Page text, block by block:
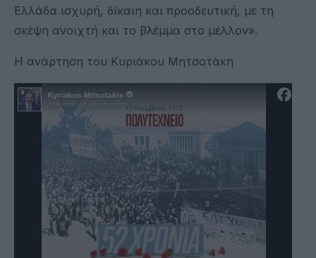
Ελλάδα ισχυρή, δίκαιη και προοδευτική, με τη
σκέψη ανοιχτή και το βλέμμα στο μέλλον».
H ανάρτηση του Κυριάκου Μητσοτάκη